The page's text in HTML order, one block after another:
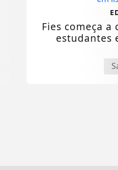
Fies começa a
estudantes